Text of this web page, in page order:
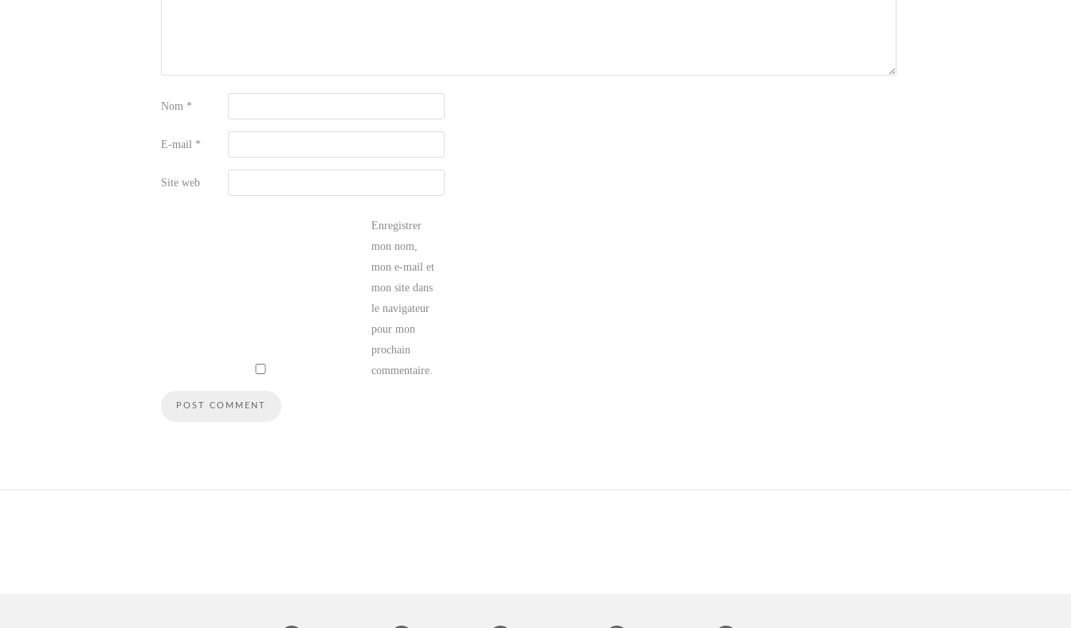
Nom *
E-mail *
Site web
Enregistrer
mon nom,
mon e-mail et
mon site dans
le navigateur
pour mon
prochain
commentaire.